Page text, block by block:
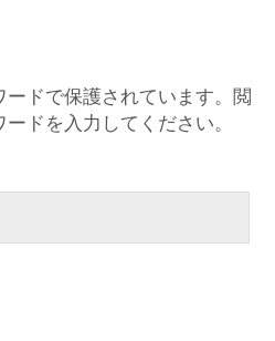
ドで保護されています。閲
ドを入力してください。